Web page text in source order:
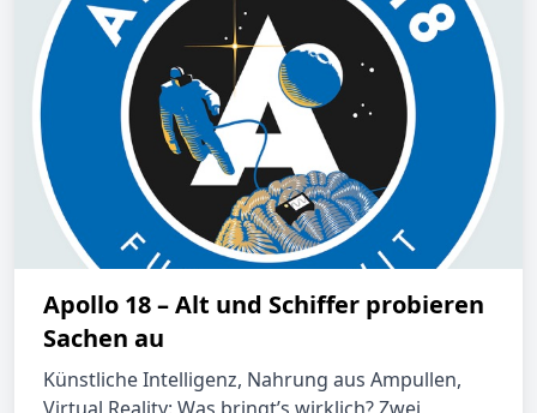
Apollo 18 – Alt und Schiffer probieren
Sachen au
Künstliche Intelligenz, Nahrung aus Ampullen,